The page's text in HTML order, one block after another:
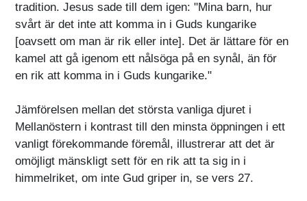
tradition. Jesus sade till dem igen: "Mina barn, hur
svårt är det inte att komma in i Guds kungarike
[oavsett om man är rik eller inte]. Det är lättare för en
kamel att gå igenom ett nålsöga på en synål, än för
en rik att komma in i Guds kungarike."
Jämförelsen mellan det största vanliga djuret i
Mellanöstern i kontrast till den minsta öppningen i ett
vanligt förekommande föremål, illustrerar att det är
omöjligt mänskligt sett för en rik att ta sig in i
himmelriket, om inte Gud griper in, se vers 27.